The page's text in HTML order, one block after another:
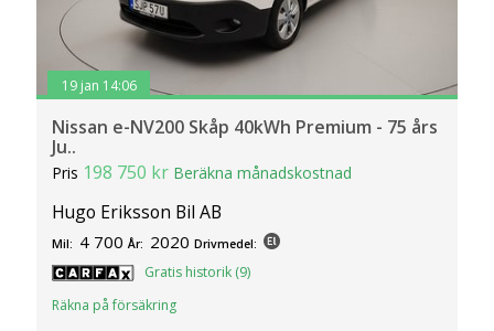
19 jan 14:06
Nissan e-NV200 Skåp 40kWh Premium - 75 års
Ju..
Pris 198 750 kr Beräkna månadskostnad
Hugo Eriksson Bil AB
Mil: 4 700 År: 2020 Drivmedel:
Gratis historik (9)
Räkna på försäkring